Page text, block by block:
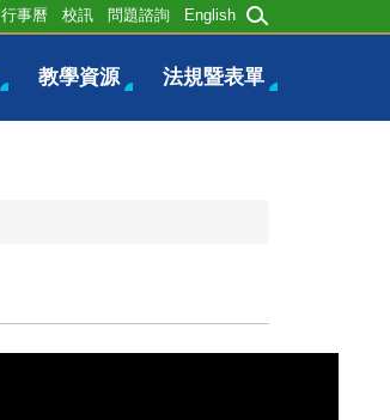
教學資源 法規暨表單
行事曆 校訊 問題諮詢 English